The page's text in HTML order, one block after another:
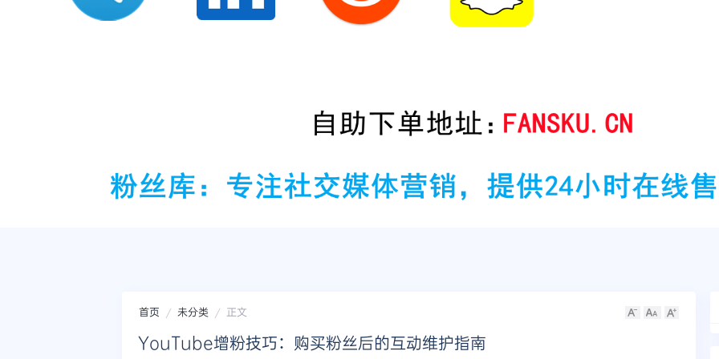
首页 未分类 正文
YouTube增粉技巧：购买粉丝后的互动维护指南